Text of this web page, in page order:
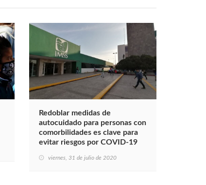
Redoblar medidas de
autocuidado para personas con
comorbilidades es clave para
evitar riesgos por COVID-19
viernes, 31 de julio de 2020